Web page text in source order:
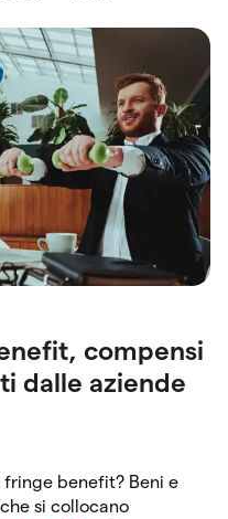
compensi
dalle aziende
fringe benefit? Beni e
si collocano